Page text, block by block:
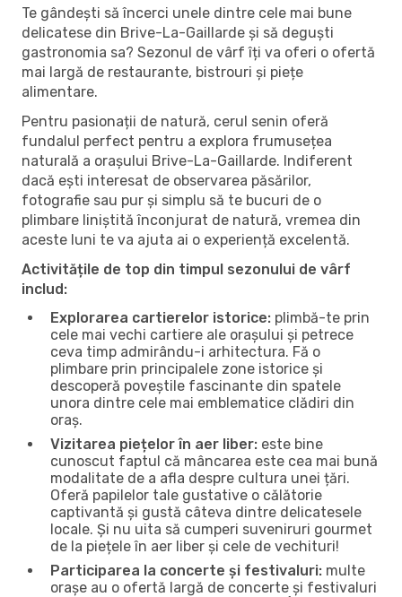
Te gândești să încerci unele dintre cele mai bune
delicatese din Brive-La-Gaillarde și să deguști
gastronomia sa? Sezonul de vârf îți va oferi o ofertă
mai largă de restaurante, bistrouri și piețe
alimentare.
Pentru pasionații de natură, cerul senin oferă
fundalul perfect pentru a explora frumusețea
naturală a orașului Brive-La-Gaillarde. Indiferent
dacă ești interesat de observarea păsărilor,
fotografie sau pur și simplu să te bucuri de o
plimbare liniștită înconjurat de natură, vremea din
aceste luni te va ajuta ai o experiență excelentă.
Activitățile de top din timpul sezonului de vârf
includ:
Explorarea cartierelor istorice: plimbă-te prin
cele mai vechi cartiere ale orașului și petrece
ceva timp admirându-i arhitectura. Fă o
plimbare prin principalele zone istorice și
descoperă poveștile fascinante din spatele
unora dintre cele mai emblematice clădiri din
oraș.
Vizitarea piețelor în aer liber: este bine
cunoscut faptul că mâncarea este cea mai bună
modalitate de a afla despre cultura unei țări.
Oferă papilelor tale gustative o călătorie
captivantă și gustă câteva dintre delicatesele
locale. Și nu uita să cumperi suveniruri gourmet
de la piețele în aer liber și cele de vechituri!
Participarea la concerte și festivaluri: multe
orașe au o ofertă largă de concerte și festivaluri